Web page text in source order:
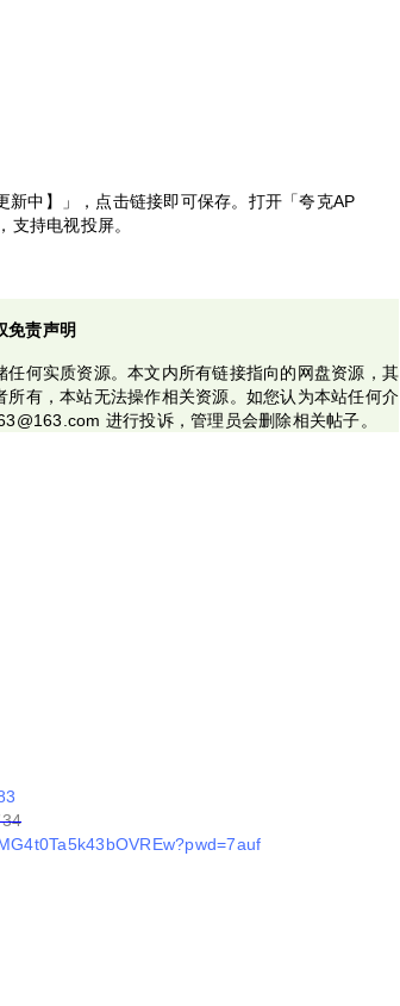
中】」，点击链接即可保存。打开「夸克AP
支持电视投屏。
免责声明
何实质资源。本文内所有链接指向的网盘资源，其
有，本站无法操作相关资源。如您认为本站任何介
进行投诉，管理员会删除相关帖子。